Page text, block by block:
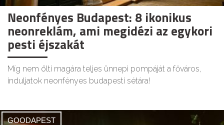
Neonfényes Budapest: 8 ikonikus
neonreklám, ami megidézi az egykori
pesti éjszakát
Míg nem ölti magára teljes ünnepi pompáját a főváros,
induljatok neonfényes budapesti sétára!
GOODAPEST